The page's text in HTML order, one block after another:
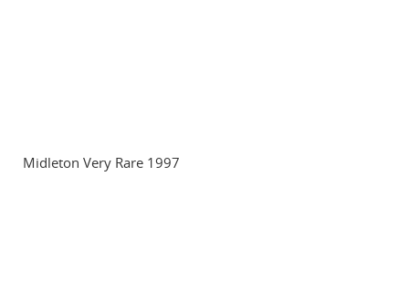
Midleton Very Rare 1997